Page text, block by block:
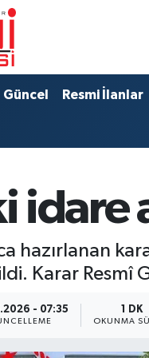
Güncel Resmi İlanlar
idare
hazırlanan
Karar Resmî
- 07:35 1 DK
OKUNMA